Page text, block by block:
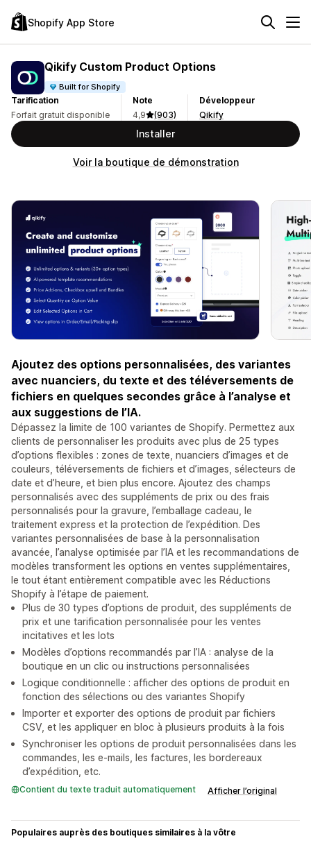
Shopify App Store
Qikify Custom Product Options
Built for Shopify
Tarification
Forfait gratuit disponible
Note
4,9
(903)
Développeur
Qikify
Installer
Voir la boutique de démonstration
Ajoutez des options personnalisées, des variantes
avec nuanciers, du texte et des téléversements de
fichiers en quelques secondes grâce à l’analyse et
aux suggestions de l’IA.
Dépassez la limite de 100 variantes de Shopify. Permettez aux
clients de personnaliser les produits avec plus de 25 types
d’options flexibles : zones de texte, nuanciers d’images et de
couleurs, téléversements de fichiers et d’images, sélecteurs de
date et d’heure, et bien plus encore. Ajoutez des champs
personnalisés avec des suppléments de prix ou des frais
personnalisés pour la gravure, l’emballage cadeau, le
traitement express et la protection de l’expédition. Des
variantes personnalisées de base à la personnalisation
avancée, l’analyse optimisée par l’IA et les recommandations de
modèles transforment les options en ventes supplémentaires,
le tout étant entièrement compatible avec les Réductions
Shopify à l’étape de paiement.
Plus de 30 types d’options de produit, des suppléments de
prix et une tarification personnalisée pour les ventes
incitatives et les lots
Modèles d’options recommandés par l’IA : analyse de la
boutique en un clic ou instructions personnalisées
Logique conditionnelle : afficher des options de produit en
fonction des sélections ou des variantes Shopify
Importer et exporter des options de produit par fichiers
CSV, et les appliquer en bloc à plusieurs produits à la fois
Synchroniser les options de produit personnalisées dans les
commandes, les e-mails, les factures, les bordereaux
d’expédition, etc.
Contient du texte traduit automatiquement Afficher l’original
Populaires auprès des boutiques similaires à la vôtre